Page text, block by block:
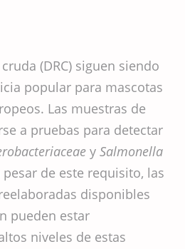
(DRC) siguen siendo
popular para mascotas
Las muestras de
a pruebas para detectar
y Salmonella
de este requisito, las
disponibles
pueden estar
niveles de estas